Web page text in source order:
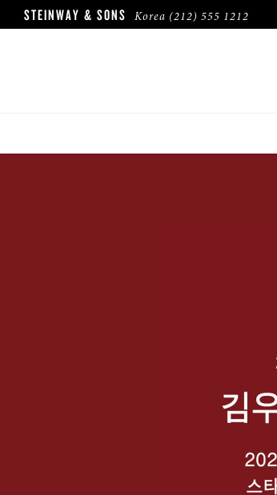
STEINWAY & SONS Korea (212) 555 1212